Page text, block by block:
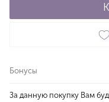
Бонусы
За данную покупку Вам